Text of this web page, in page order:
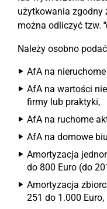
użytkowania zgodny
można odliczyć tzw.
Należy osobno podać
AfA na
AfA na wartości
firmy lub praktyki,
AfA na ruchome
AfA na domowe
Amortyzacja
do 800 Euro (do
Amortyzacja
251 do 1.000 Euro,